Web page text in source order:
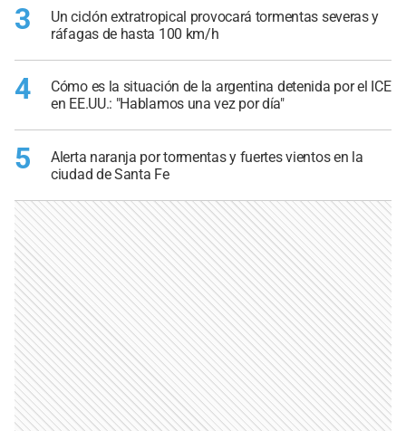
3
Un ciclón extratropical provocará tormentas severas y
ráfagas de hasta 100 km/h
4
Cómo es la situación de la argentina detenida por el ICE
en EE.UU.: "Hablamos una vez por día"
5
Alerta naranja por tormentas y fuertes vientos en la
ciudad de Santa Fe